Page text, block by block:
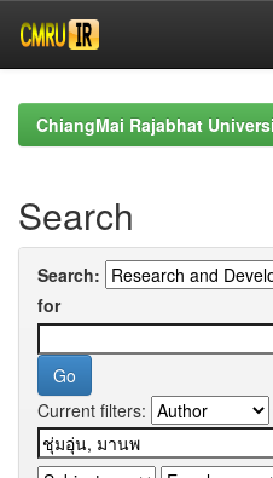
navigationChiangMai Rajabhat
Search
Search:
for
Current filters: